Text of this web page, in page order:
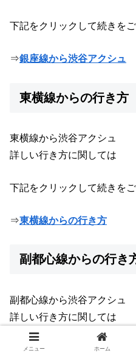
下記をクリックして続きを
⇒銀座線から渋谷アクシュ
東横線からの行き方
東横線から渋谷アクシュ
詳しい行き方に関しては
下記をクリックして続きを
⇒東横線からの行き方
副都心線からの行き
副都心線から渋谷アクシュ
詳しい行き方に関しては
下記をクリックして続きを
メニュー ホーム